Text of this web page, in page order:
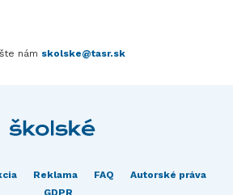
nám skolske@tasr.sk
Reklama FAQ
Autorské práva
GDPR